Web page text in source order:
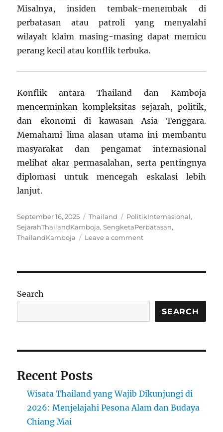
Misalnya, insiden tembak-menembak di
perbatasan atau patroli yang menyalahi
wilayah klaim masing-masing dapat memicu
perang kecil atau konflik terbuka.
Konflik antara Thailand dan Kamboja
mencerminkan kompleksitas sejarah, politik,
dan ekonomi di kawasan Asia Tenggara.
Memahami lima alasan utama ini membantu
masyarakat dan pengamat internasional
melihat akar permasalahan, serta pentingnya
diplomasi untuk mencegah eskalasi lebih
lanjut.
Posted
on
September 16, 2025 Categories
Thailand Tags
PolitikInternasional,
SejarahThailandKamboja,SengketaPerbatasan,
ThailandKamboja
Leave a commenton
Terlibat
Konflik
Search
SEARCH
Recent Posts
Wisata Thailand yang Wajib Dikunjungi di
2026: Menjelajahi Pesona Alam dan Budaya
Chiang Mai